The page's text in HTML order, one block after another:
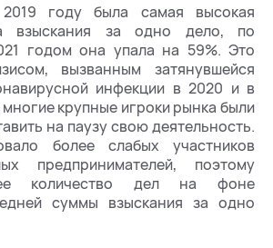
году была самая высокая
взыскания за одно дело, по
годом она упала на 59%. Это
вызванным затянувшейся
инфекции в 2020 и в
многие крупные игроки рынка были
на паузу свою деятельность.
более слабых участников
предпринимателей, поэтому
количество дел на фоне
суммы взыскания за одно